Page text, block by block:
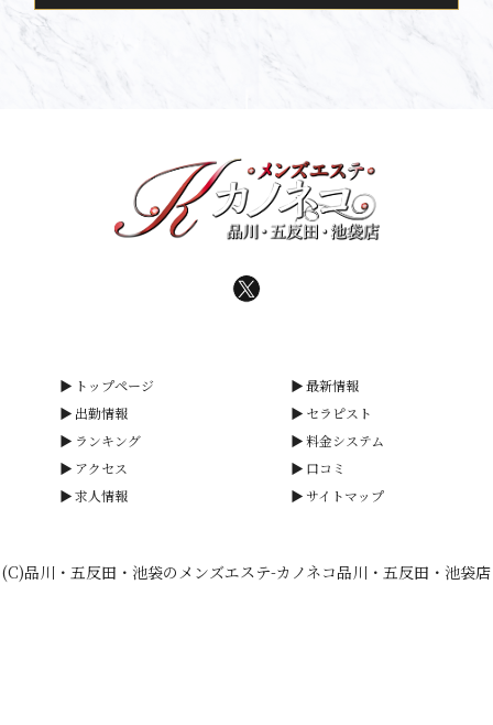
トップページ
最新情報
出勤情報
セラピスト
ランキング
料金システム
アクセス
口コミ
求人情報
サイトマップ
(C)品川・五反田・池袋のメンズエステ-カノネコ品川・五反田・池袋店